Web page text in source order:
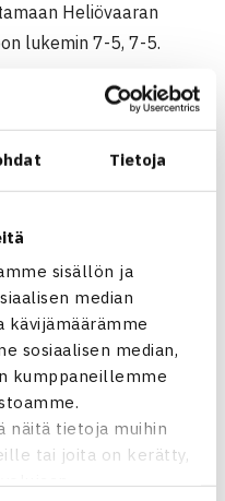
Tietoja
sisällön ja
median
kävijämäärämme
sosiaalisen median,
kumppaneillemme
näitä tietoja muihin
tai joita on kerätty,
Heliövaaran
lukemin 7-5, 7-5.
luettavissa hänen
maanantaina.
– Harri Heliövaara 75 75